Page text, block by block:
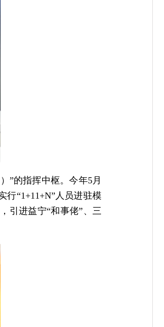
”的指挥中枢。今年5月
“1+11+N”人员进驻模
引进益宁“和事佬”、三